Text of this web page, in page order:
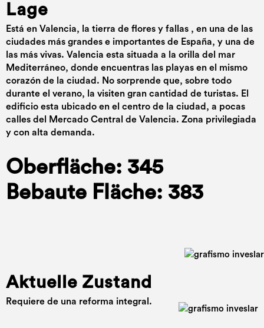
Lage
Está en Valencia, la tierra de flores y fallas , en una de las
ciudades más grandes e importantes de España, y una de
las más vivas. Valencia esta situada a la orilla del mar
Mediterráneo, donde encuentras las playas en el mismo
corazón de la ciudad. No sorprende que, sobre todo
durante el verano, la visiten gran cantidad de turistas. El
edificio esta ubicado en el centro de la ciudad, a pocas
calles del Mercado Central de Valencia. Zona privilegiada
y con alta demanda.
Oberfläche: 345
Bebaute Fläche: 383
Aktuelle Zustand
Requiere de una reforma integral.